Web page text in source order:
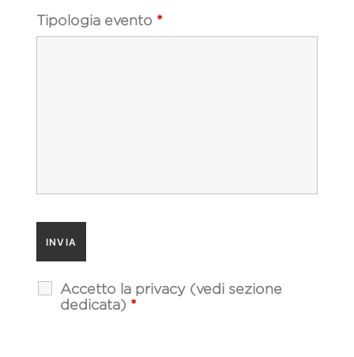
Tipologia evento *
Accetto la privacy (vedi sezione
dedicata) *